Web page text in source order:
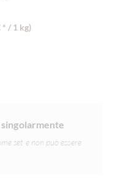
* / 1 kg)
set e non può essere